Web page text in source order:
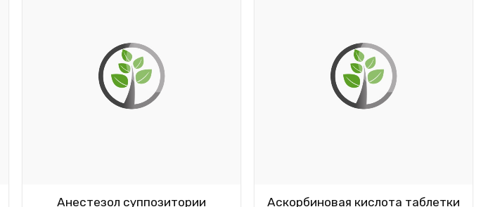
Анестезол суппозитории
Аскорбиновая кислота таблетки